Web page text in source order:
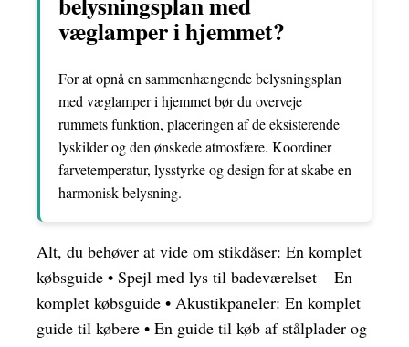
væglamper i hjemmet?
For at opnå en sammenhængende belysningsplan
med væglamper i hjemmet bør du overveje
rummets funktion, placeringen af de eksisterende
lyskilder og den ønskede atmosfære. Koordiner
farvetemperatur, lysstyrke og design for at skabe en
harmonisk belysning.
Alt, du behøver at vide om stikdåser: En komplet
købsguide • Spejl med lys til badeværelset – En
komplet købsguide • Akustikpaneler: En komplet
guide til købere • En guide til køb af stålplader og